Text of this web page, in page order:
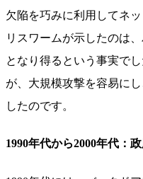
欠陥を巧みに利用してネ
リスワームが示したのは
となり得るという事実で
が、大規模攻撃を容易に
したのです。
1990年代から2000年代：